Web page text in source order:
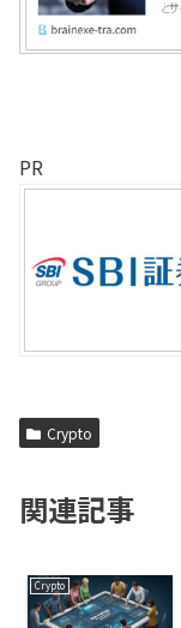
PR
Crypto
関連記事
Crypto